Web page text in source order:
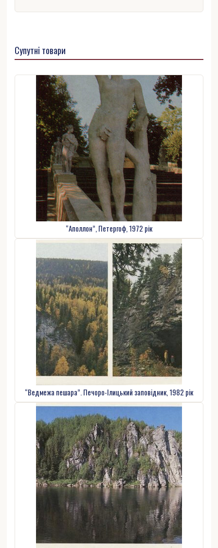
Супутні товари
“Аполлон”, Петергоф, 1972 рік
“Ведмежа пешара”. Печоро-Ілицький заповідник, 1982 рік